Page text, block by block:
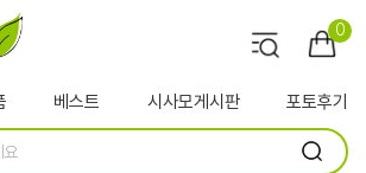
0
베스트 시사모게시판 포토후기